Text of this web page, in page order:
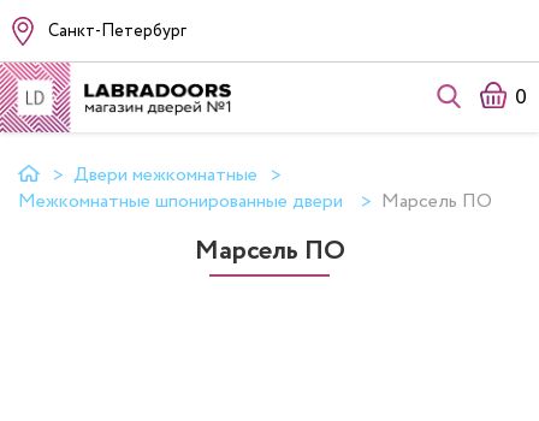
Санкт-Петербург
0
Двери межкомнатные
Межкомнатные шпонированные двери
Марсель ПО
Марсель ПО